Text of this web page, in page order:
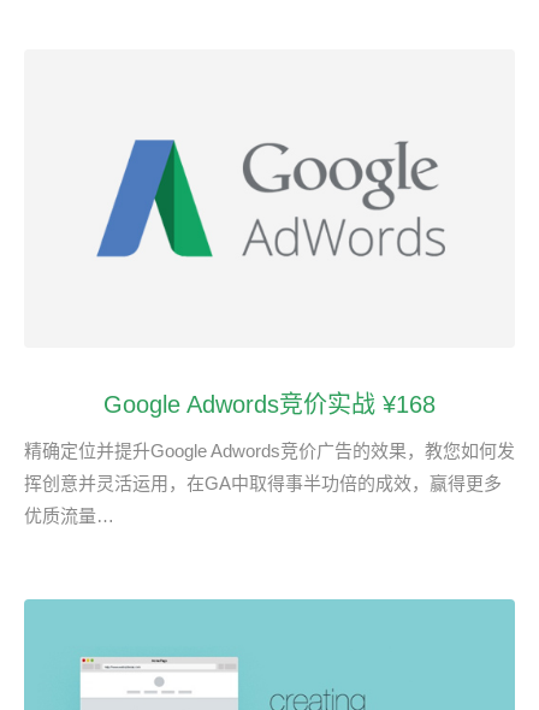
Google Adwords竞价实战 ¥168
精确定位并提升Google Adwords竞价广告的效果，教您如何发
挥创意并灵活运用，在GA中取得事半功倍的成效，赢得更多
优质流量…